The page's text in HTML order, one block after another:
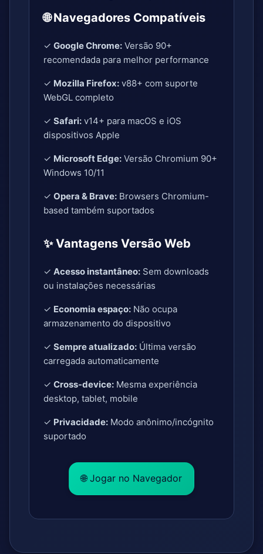
🌐 Navegadores Compatíveis
✓ Google Chrome: Versão 90+
recomendada para melhor performance
✓ Mozilla Firefox: v88+ com suporte
WebGL completo
✓ Safari: v14+ para macOS e iOS
dispositivos Apple
✓ Microsoft Edge: Versão Chromium 90+
Windows 10/11
✓ Opera & Brave: Browsers Chromium-
based também suportados
✨ Vantagens Versão Web
✓ Acesso instantâneo: Sem downloads
ou instalações necessárias
✓ Economia espaço: Não ocupa
armazenamento do dispositivo
✓ Sempre atualizado: Última versão
carregada automaticamente
✓ Cross-device: Mesma experiência
desktop, tablet, mobile
✓ Privacidade: Modo anônimo/incógnito
suportado
🌐 Jogar no Navegador